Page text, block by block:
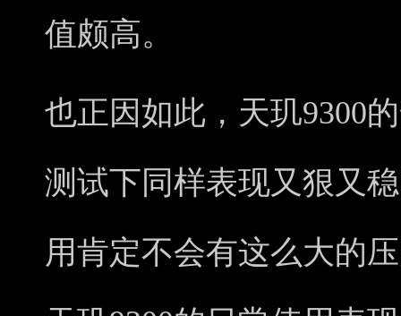
值颇高。
也正因如此，天玑9300
测试下同样表现又狠又
用肯定不会有这么大的